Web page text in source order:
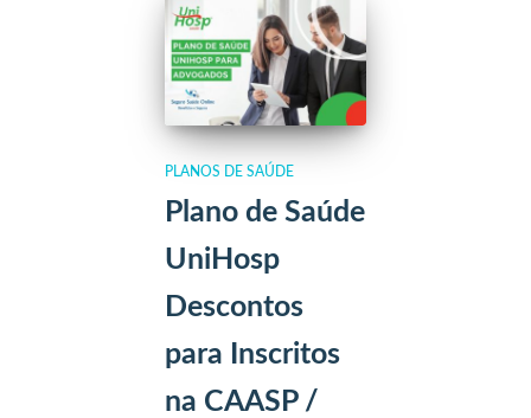
PLANOS DE SAÚDE
Plano de Saúde
UniHosp
Descontos
para Inscritos
na CAASP /